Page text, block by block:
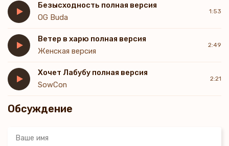
Безысходность полная версия
OG Buda
1:53
Ветер в харю полная версия
Женская версия
2:49
Хочет Лабубу полная версия
SowCon
2:21
Обсуждение